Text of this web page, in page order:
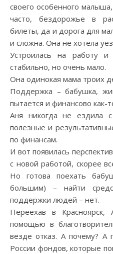
своего особенного
часто, бездорожье в
билеты, да и дорога для
и сложна. Она не хотела
Устроилась на работу и
стабильно, но очень мало.
Она одинокая мама троих
Поддержка – бабушка,
пытается и финансово как-
Аня никогда не ездила
полезные и
по финансам.
И вот появилась
с новой работой, скорее
Но готова поехать
большим) – найти
поддержки людей – нет.
Переехав в Красноярск,
помощью в
везде отказ. А почему? А
России фондов, которые